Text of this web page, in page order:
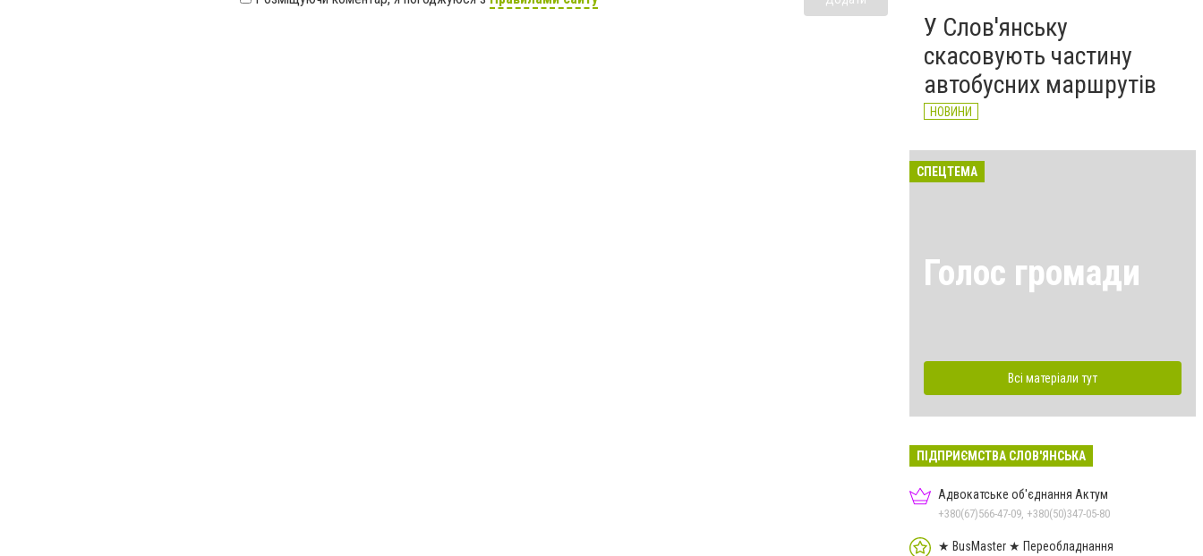
У Слов'янську
скасовують частину
автобусних маршрутів
НОВИНИ
СПЕЦТЕМА
Голос громади
Всі матеріали тут
ПІДПРИЄМСТВА СЛОВ'ЯНСЬКА
Адвокатське об'єднання Актум
+380(67)566-47-09, +380(50)347-05-80
★ BusMaster ★ Переобладнання